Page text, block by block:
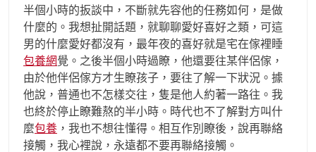
半個小時的扳談中，不斷就先容他的任務如何，是做
什麼的。我想扯開話題，就聊聊愛好喜好之類，可這
男的什麼愛好都沒有，最年夜的喜好就是宅在傢裡睡
包養網覺。之後半個小時過瞭，他還要往某伴侶傢，
由於他伴侶傢方才生瞭孩子，要往了解一下狀況。據
他說，普通也不怎樣交往，隻是他人約著一路往。我
也終於停止瞭難熬的半小時。時代也不了解對方叫什
麼包養 ，我也不想往懂得。相互作別瞭後，說再聯絡
接觸，我心裡說，永遠都不要再聯絡接觸。